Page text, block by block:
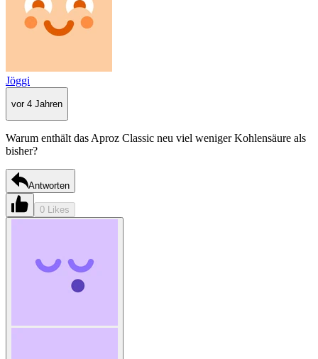
Jöggi
vor 4 Jahren
Warum enthält das Aproz Classic neu viel weniger Kohlensäure als
bisher?
Antworten
0 Likes